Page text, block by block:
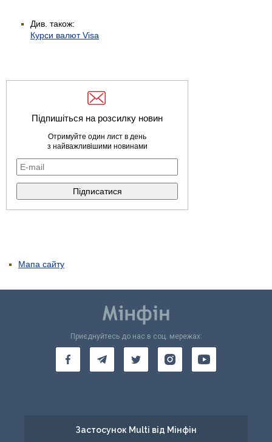
Див. також:
Курси валют Visa
Підпишіться на розсилку новин
Отримуйте один лист в день
з найважливішими новинами
Мапа сайту
Приєднуйтесь до нас в соц. мережах:
Застосунок Multi від Мінфін